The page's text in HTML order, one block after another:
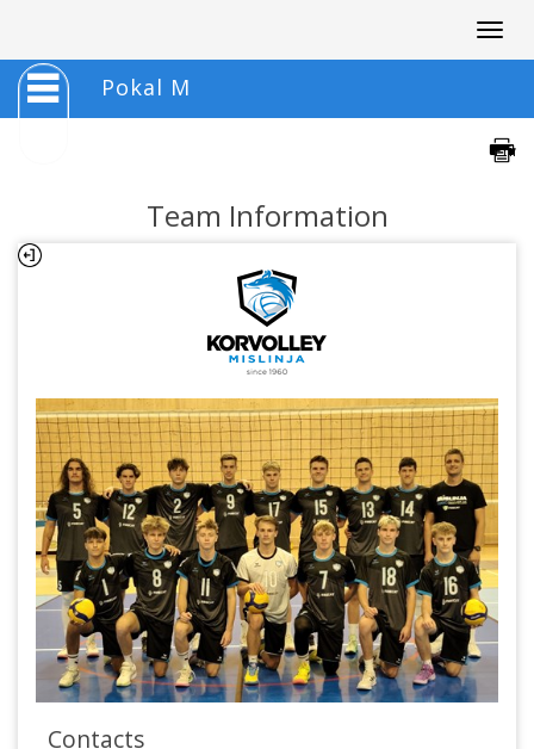
Pokal M
Team Information
Contacts